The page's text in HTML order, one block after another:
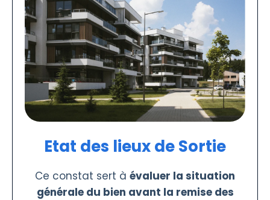
Etat des lieux de Sortie
Ce constat sert à évaluer la situation
générale du bien avant la remise des